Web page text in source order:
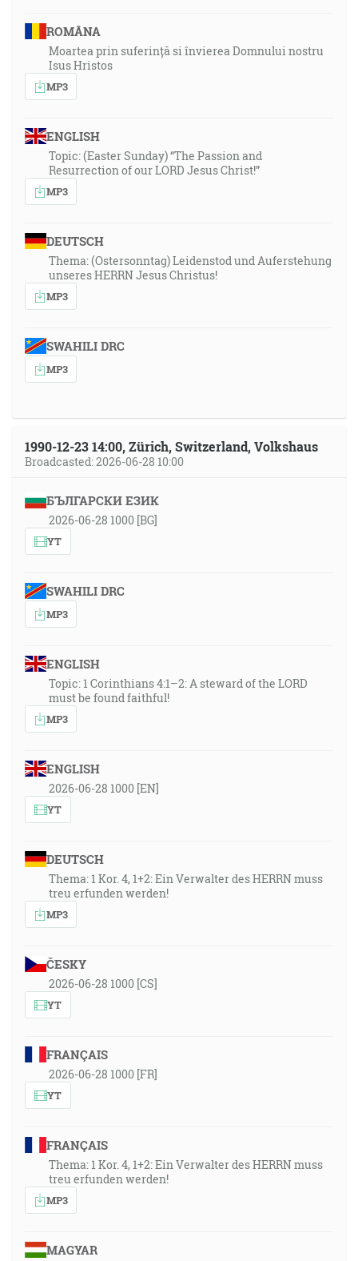
ROMÂNA
Moartea prin suferință si învierea Domnului nostru
Isus Hristos
MP3
ENGLISH
Topic: (Easter Sunday) “The Passion and
Resurrection of our LORD Jesus Christ!”
MP3
DEUTSCH
Thema: (Ostersonntag) Leidenstod und Auferstehung
unseres HERRN Jesus Christus!
MP3
SWAHILI DRC
MP3
1990-12-23 14:00, Zürich, Switzerland, Volkshaus
Broadcasted: 2026-06-28 10:00
БЪЛГАРСКИ ЕЗИК
2026-06-28 1000 [BG]
YT
SWAHILI DRC
MP3
ENGLISH
Topic: 1 Corinthians 4:1–2: A steward of the LORD
must be found faithful!
MP3
ENGLISH
2026-06-28 1000 [EN]
YT
DEUTSCH
Thema: 1 Kor. 4, 1+2: Ein Verwalter des HERRN muss
treu erfunden werden!
MP3
ČESKY
2026-06-28 1000 [CS]
YT
FRANÇAIS
2026-06-28 1000 [FR]
YT
FRANÇAIS
Thema: 1 Kor. 4, 1+2: Ein Verwalter des HERRN muss
treu erfunden werden!
MP3
MAGYAR